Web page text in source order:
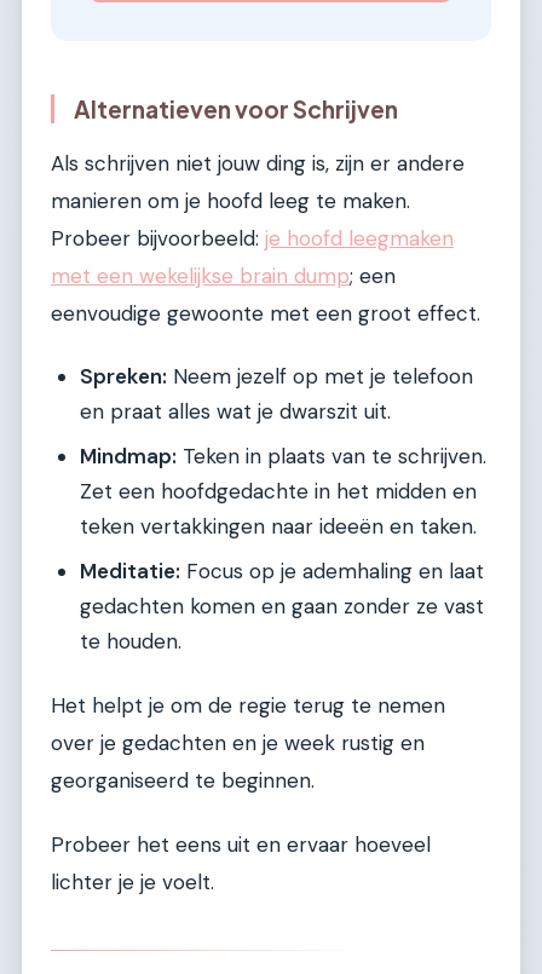
Alternatieven voor Schrijven
Als schrijven niet jouw ding is, zijn er andere
manieren om je hoofd leeg te maken.
Probeer bijvoorbeeld: je hoofd leegmaken
met een wekelijkse brain dump; een
eenvoudige gewoonte met een groot effect.
Spreken: Neem jezelf op met je telefoon
en praat alles wat je dwarszit uit.
Mindmap: Teken in plaats van te schrijven.
Zet een hoofdgedachte in het midden en
teken vertakkingen naar ideeën en taken.
Meditatie: Focus op je ademhaling en laat
gedachten komen en gaan zonder ze vast
te houden.
Het helpt je om de regie terug te nemen
over je gedachten en je week rustig en
georganiseerd te beginnen.
Probeer het eens uit en ervaar hoeveel
lichter je je voelt.